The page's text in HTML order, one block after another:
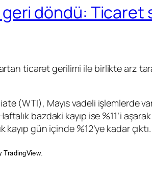
döndü:
ticaret gerilimi ile birlikte arz
(WTI), Mayıs vadeli işlemlerde
bazdaki kayıp ise %11’i
gün içinde %12’ye kadar çıktı.